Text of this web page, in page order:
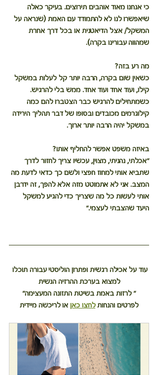
כי אנחנו מאוד אוהבים תירוצים. בעיקר כאלה
שיאפשרו לנו לא להתמודד עם האמת (שנראה על
המשקל/ אצל הדיאטנית או בכל דרך אחרת
שמהווה עבורינו בקרה).
מה רע בזה?
כשאין שום בקרה, הרבה יותר קל לעלות במשקל
קילו, ועוד אחד ועוד אחד. ממש בלי להרגיש.
כשמתחילים להרגיש כבר הצטברו להם כמה
קילוגרמים מכובדים ובסופו של דבר תהליך הירידה
במשקל יהיה הרבה יותר ארוך.
באיזה משפט אפשר להחליף אותו?
"אכלתי, נהניתי, מצוין, עכשיו צריך לחזור לדרך
שתביא אותי למחוז חפצי ולשם כך כדאי לדעת מה
המצב. אני לא אתמוטט מזה אלא להפך, זה ידרבן
אותי לעשות כל מה שצריך כדי להגיע למשקל
היעד שהצבתי לעצמי."
עוד על אכילה רגשית ופתרון הוליסטי עבורה תוכלו
למצוא בערכת ההרזיה הנשית
" לרזות באמת בשיטת התזונה המעצימה"
לפרטים והנחות לחצו כאן או לריכשה מיידית